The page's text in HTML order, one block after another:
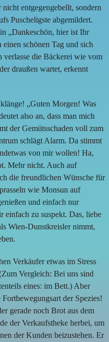
entgegengebellt, sondern
Puscheligste abgemildert.
„Dankeschön, hier ist Ihr
schönen Tag und sich
verlasse die Bäckerei wie vom
draußen wartet, erkennt
„Guten Morgen! Was
also an, dass man mich
der Gemütsschaden voll zum
schlägt Alarm. Da stimmt
von mir wollen! Ha,
Mehr nicht. Auch auf
die freundlichen Wünsche für
wie Monsun auf
und einfach nur
einfach zu suspekt. Das, liebe
Wien-Dunstkreisler nimmt,
Verkäufer etwas im Stress
Vergleich: Bei uns sind
eines: im Bett.) Aber
der Spezies!
gerade noch Brot aus dem
der Verkaufstheke herbei, um
der Kunden beizustehen. Er